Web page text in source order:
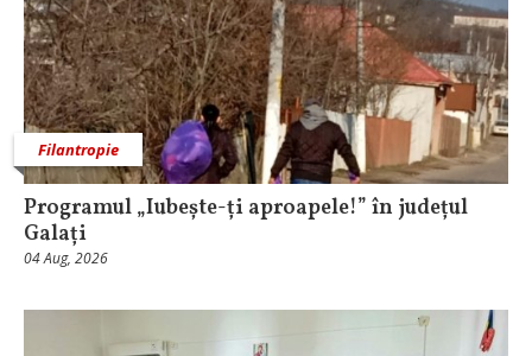
Filantropie
Programul „Iubește-ți aproapele!” în județul
Galați
04 Aug, 2026